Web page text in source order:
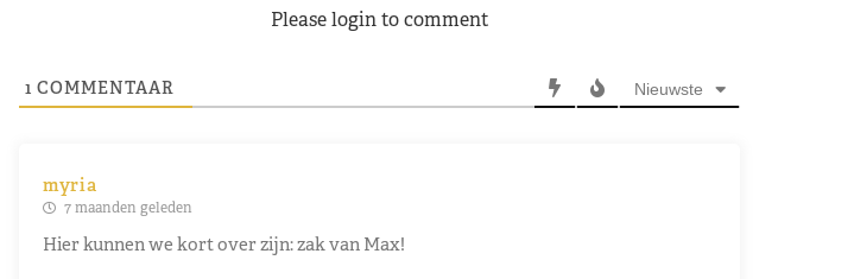
Please login to comment
1 COMMENTAAR Nieuwste
myria
7 maanden geleden
Hier kunnen we kort over zijn: zak van Max!